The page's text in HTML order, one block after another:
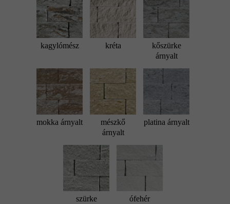
kagylómész kréta
kőszürke
árnyalt
mokka árnyalt
mészkő
árnyalt
platina árnyalt
szürke ófehér